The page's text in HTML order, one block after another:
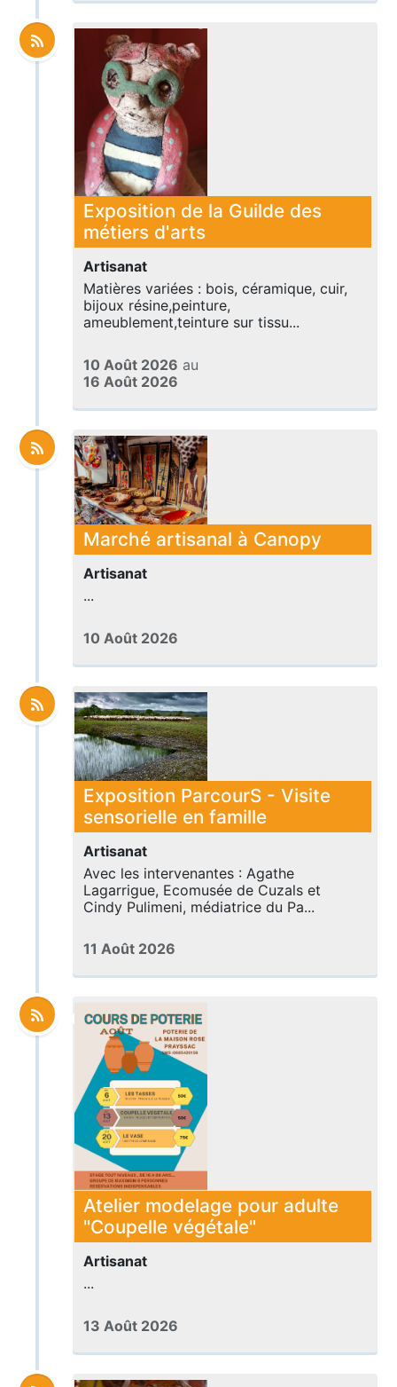
Exposition de la Guilde des
métiers d'arts
Artisanat
Matières variées : bois, céramique, cuir,
bijoux résine,peinture,
ameublement,teinture sur tissu...
10 Août 2026 au
16 Août 2026
Marché artisanal à Canopy
Artisanat
...
10 Août 2026
Exposition ParcourS - Visite
sensorielle en famille
Artisanat
Avec les intervenantes : Agathe
Lagarrigue, Ecomusée de Cuzals et
Cindy Pulimeni, médiatrice du Pa...
11 Août 2026
Atelier modelage pour adulte
"Coupelle végétale"
Artisanat
...
13 Août 2026